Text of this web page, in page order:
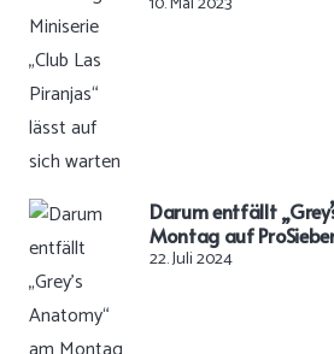
Darum entfällt
Montag auf
22. Juli 2024